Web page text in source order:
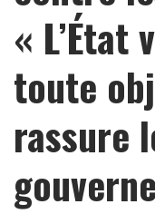
« L’État
toute
rassure